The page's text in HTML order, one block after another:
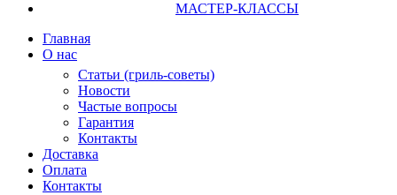
МАСТЕР-КЛАССЫ
Главная
О нас
Статьи (гриль-советы)
Новости
Частые вопросы
Гарантия
Контакты
Доставка
Оплата
Контакты